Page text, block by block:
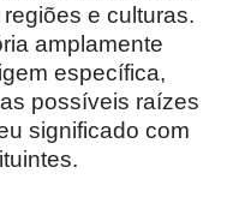
e culturas.
amplamente
específica,
possíveis raízes
significado com